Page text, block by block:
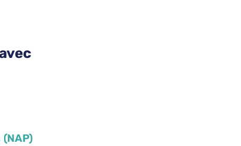
(NAP)